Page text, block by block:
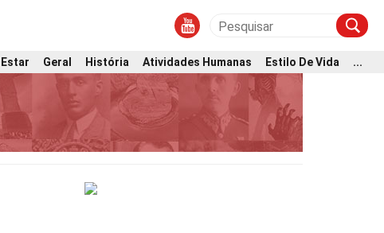
Geral História Atividades Humanas Estilo De Vida
...